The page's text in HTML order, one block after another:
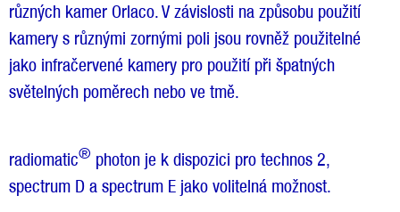
různých kamer Orlaco. V závislosti na způsobu použití
kamery s různými zornými poli jsou rovněž použitelné
jako infračervené kamery pro použití při špatných
světelných poměrech nebo ve tmě.
radiomatic® photon je k dispozici pro technos 2,
spectrum D a spectrum E jako volitelná možnost.